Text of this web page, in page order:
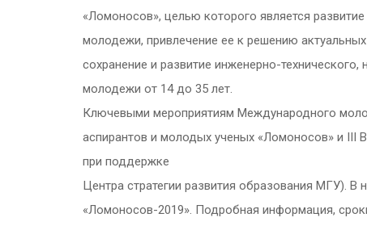
«Ломоносов», целью которого является
молодежи, привлечение ее к решению
сохранение и развитие инженерно-
молодежи от 14 до 35 лет.
Ключевыми мероприятиям Международного
аспирантов и молодых ученых «Ломоносов» и III
при поддержке
Центра стратегии развития образования МГУ).
«Ломоносов-2019». Подробная информация,